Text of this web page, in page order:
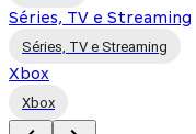
Séries, TV e Streaming
Séries, TV e Streaming
Xbox
Xbox